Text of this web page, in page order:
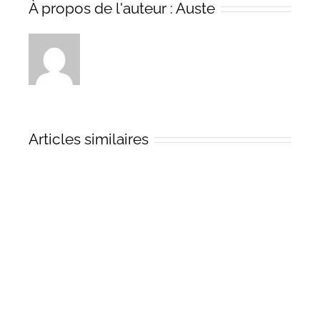
À propos de l'auteur : Auste
Articles similaires